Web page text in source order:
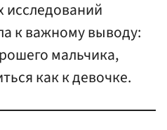
исследований
к важному выводу:
мальчика,
как к девочке.